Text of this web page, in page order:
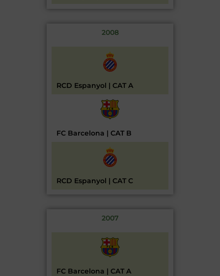
2008
RCD Espanyol | CAT A
FC Barcelona | CAT B
RCD Espanyol | CAT C
2007
FC Barcelona | CAT A